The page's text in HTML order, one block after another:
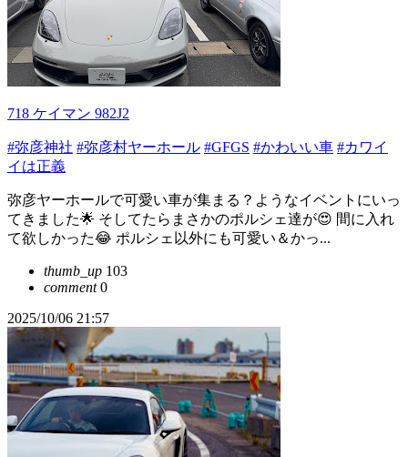
718 ケイマン 982J2
#弥彦神社 #弥彦村ヤーホール #GFGS #かわいい車 #カワイ
イは正義
弥彦ヤーホールで可愛い車が集まる？ようなイベントにいっ
てきました🌟 そしてたらまさかのポルシェ達が😍 間に入れ
て欲しかった😂 ポルシェ以外にも可愛い＆かっ...
thumb_up 103
comment0
2025/10/06 21:57